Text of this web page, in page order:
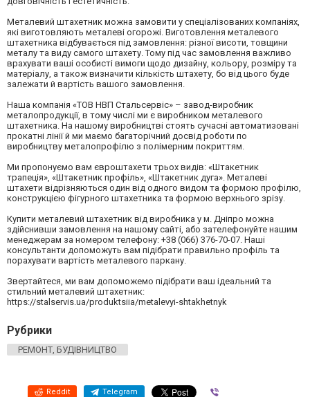
Металевий штахетник можна замовити у спеціалізованих компаніях,
які виготовляють металеві огорожі. Виготовлення металевого
штахетника відбувається під замовлення: різної висоти, товщини
металу та виду самого штахету. Тому під час замовлення важливо
врахувати ваші особисті вимоги щодо дизайну, кольору, розміру та
матеріалу, а також визначити кількість штахету, бо від цього буде
залежати й вартість вашого замовлення.
Наша компанія «ТОВ НВП Стальсервіс» – завод-виробник
металопродукції, в тому числі ми є виробником металевого
штахетника. На нашому виробництві стоять сучасні автоматизовані
прокатні лінії й ми маємо багаторічний досвід роботи по
виробництву металопрофілю з полімерним покриттям.
Ми пропонуємо вам євроштахети трьох видів: «Штакетник
трапеція», «Штакетник профіль», «Штакетник дуга». Металеві
штахети відрізняються один від одного видом та формою профілю,
конструкцією фігурного штахетника та формою верхнього зрізу.
Купити металевий штахетник від виробника у м. Дніпро можна
здійснивши замовлення на нашому сайті, або зателефонуйте нашим
менеджерам за номером телефону: +38 (066) 376-70-07. Наші
консультанти допоможуть вам підібрати правильно профіль та
порахувати вартість металевого паркану.
Звертайтеся, ми вам допоможемо підібрати ваш ідеальний та
стильний металевий штахетник:
https://stalservis.ua/produktsiia/metalevyi-shtakhetnyk
Рубрики
РЕМОНТ, БУДІВНИЦТВО
Reddit Telegram